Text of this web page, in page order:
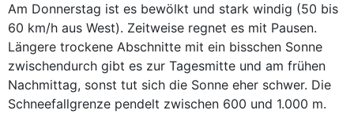
Am Donnerstag ist es bewölkt und stark windig (50 bis
60 km/h aus West). Zeitweise regnet es mit Pausen.
Längere trockene Abschnitte mit ein bisschen Sonne
zwischendurch gibt es zur Tagesmitte und am frühen
Nachmittag, sonst tut sich die Sonne eher schwer. Die
Schneefallgrenze pendelt zwischen 600 und 1.000 m.